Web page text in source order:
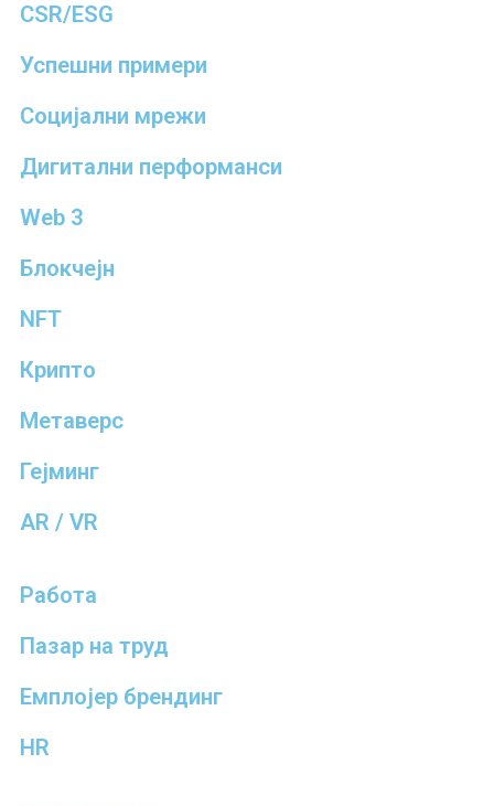
CSR/ESG
Успешни примери
Социјални мрежи
Дигитални перформанси
Web 3
Блокчејн
NFT
Крипто
Метаверс
Гејминг
AR / VR
Работа
Пазар на труд
Емплојер брендинг
HR